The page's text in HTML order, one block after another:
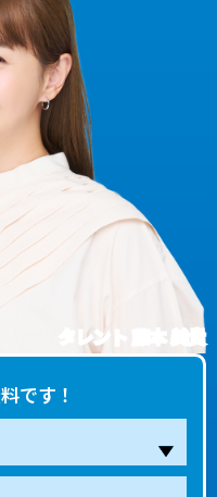
タレント 藤本 美貴
です！